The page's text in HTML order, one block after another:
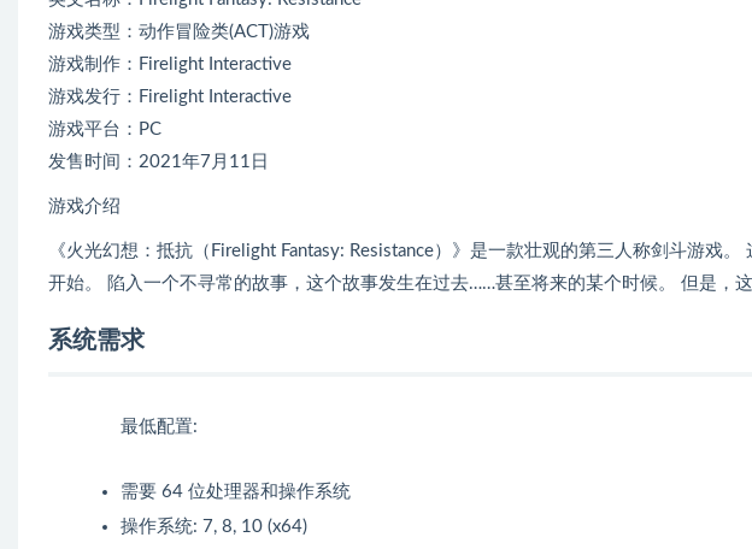
游戏类型：动作冒险类(ACT)游戏
游戏制作：Firelight Interactive
游戏发行：Firelight Interactive
游戏平台：PC
发售时间：2021年7月11日
游戏介绍
《火光幻想：抵抗（Firelight Fantasy: Resistance）》是一款壮观的第三人称剑斗游戏
开始。 陷入一个不寻常的故事，这个故事发生在过去……甚至将来的某个时候。 但是，这
系统需求
最低配置:
需要 64 位处理器和操作系统
操作系统: 7, 8, 10 (x64)